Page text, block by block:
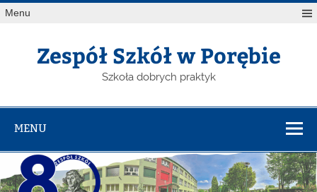
Menu
Zespół Szkół w Porębie
Szkoła dobrych praktyk
MENU